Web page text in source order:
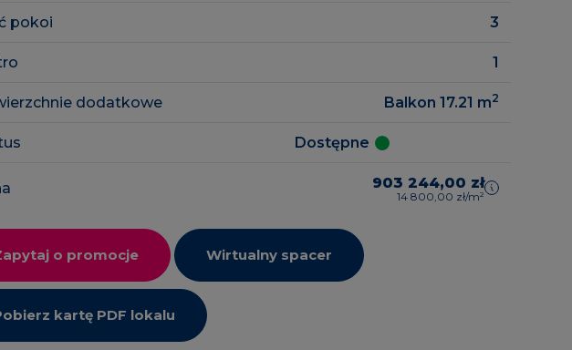
pokoi 3
1
dodatkowe Balkon 17.21 m2
Dostępne
903 244,00 zł
14 800,00 zł/m²
o promocje Wirtualny spacer
kartę PDF lokalu